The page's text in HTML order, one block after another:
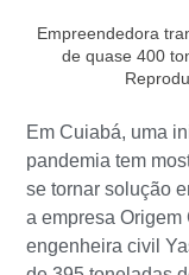
Empreendedora
de quase 400
Em Cuiabá, uma
pandemia tem
se tornar solução
a empresa
engenheira civil